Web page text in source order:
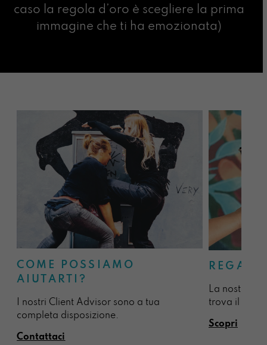
caso la regola d’oro è scegliere la prima
immagine che ti ha emozionata)
COME POSSIAMO
AIUTARTI?
I nostri Client Advisor sono a tua
completa disposizione.
Contattaci
La nostra
trova il
Scopri